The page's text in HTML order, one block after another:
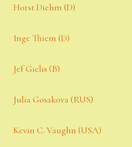
Horst Diehm (D)
Inge Thiem (D)
Jef Gielis (B)
Julia Gosakova (RUS)
Kevin C. Vaughn (USA)